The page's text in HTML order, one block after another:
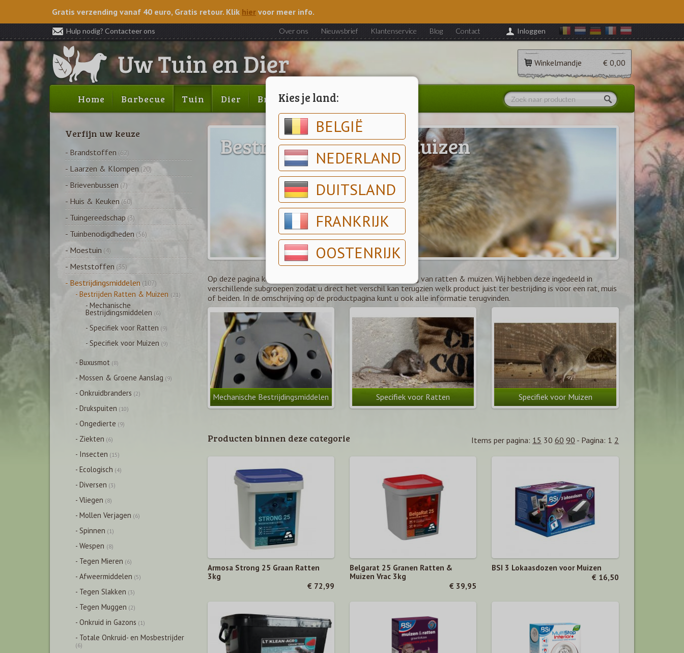
Kies je land:
BELGIË
NEDERLAND
DUITSLAND
FRANKRIJK
OOSTENRIJK
Gratis verzending vanaf 40 euro, Gratis retour. Klik hier voor meer info.
Hulp nodig? Contacteer ons Over ons Nieuwsbrief Klantenservice Blog Contact Inloggen
Winkelmandje € 0,00
Home Barbecue Tuin Dier Brood & gebak
Bestrijden Ratten & Muizen
Op deze pagina kunt u diverse producten vinden ter bestrijding van ratten & muizen. Wij hebben deze ingedeeld in
verschillende subgroepen zodat u direct het verschil kan terugzien welk product juist ter bestrijding is voor een rat, muis
of beiden. In de omschrijving op de productpagina kunt u ook alle informatie terugvinden.
Mechanische Bestrijdingsmiddelen Specifiek voor Ratten Specifiek voor Muizen
Producten binnen deze categorie Items per pagina: 15 30 60 90 - Pagina: 1 2
Armosa Strong 25 Graan Ratten
3kg
€ 72,99
Belgarat 25 Granen Ratten &
Muizen Vrac 3kg
€ 39,95
BSI 3 Lokaasdozen voor Muizen
€ 16,50
Verfijn uw keuze
- Brandstoffen (62)
- Laarzen & Klompen (20)
- Brievenbussen (7)
- Huis & Keuken (60)
- Tuingereedschap (3)
- Tuinbenodigdheden (56)
- Moestuin (4)
- Meststoffen (35)
- Bestrijdingsmiddelen (107)
- Bestrijden Ratten & Muizen (21)
- Mechanische
Bestrijdingsmiddelen (6)
- Specifiek voor Ratten (9)
- Specifiek voor Muizen (9)
- Buxusmot (8)
- Mossen & Groene Aanslag (9)
- Onkruidbranders (2)
- Drukspuiten (10)
- Ongedierte (9)
- Ziekten (6)
- Insecten (15)
- Ecologisch (4)
- Diversen (3)
- Vliegen (8)
- Mollen Verjagen (6)
- Spinnen (1)
- Wespen (8)
- Tegen Mieren (6)
- Afweermiddelen (5)
- Tegen Slakken (3)
- Tegen Muggen (2)
- Onkruid in Gazons (1)
- Totale Onkruid- en Mosbestrijder
(6)